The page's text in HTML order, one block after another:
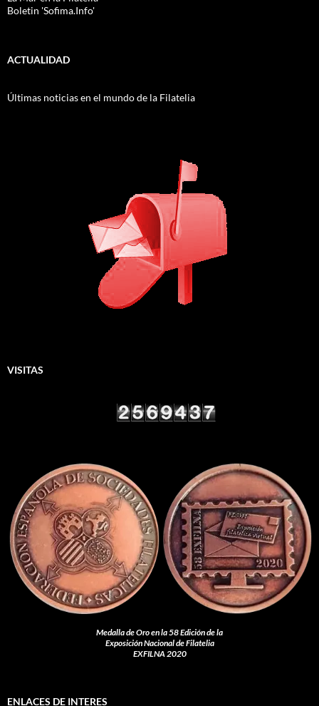
Boletin 'Sofima.Info'
ACTUALIDAD
Últimas noticias en el mundo de la Filatelia
VISITAS
Medalla de Oro en la 58 Edición de la
Exposición Nacional de Filatelia
EXFILNA 2020
ENLACES DE INTERES